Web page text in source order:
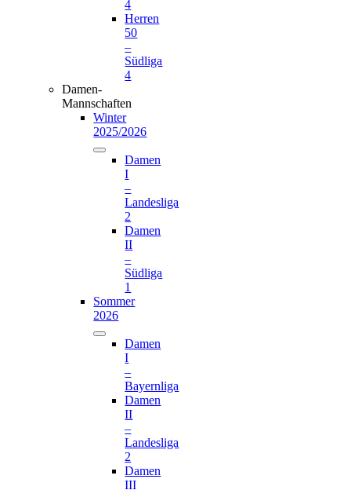
4
Herren
50
–
Südliga
4
Damen-
Mannschaften
Winter
2025/2026
Damen
I
–
Landesliga
2
Damen
II
–
Südliga
1
Sommer
2026
Damen
I
–
Bayernliga
Damen
II
–
Landesliga
2
Damen
III